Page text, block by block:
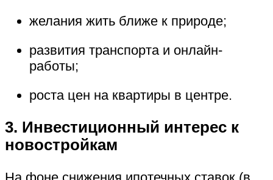
желания жить ближе к природе;
развития транспорта и онлайн-
работы;
роста цен на квартиры в центре.
3. Инвестиционный интерес к
новостройкам